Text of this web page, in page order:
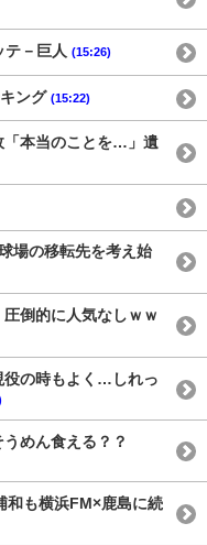
－巨人 (15:26)
ング (15:22)
「本当のことを…」遺
場の移転先を考え始
圧倒的に人気なしｗｗ
役の時もよく…しれっ
めん食える？？
も横浜FM×鹿島に続